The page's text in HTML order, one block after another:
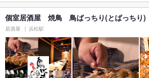
個室居酒屋 焼鳥 鳥ばっちり(とばっちり)
居酒屋 浜松駅